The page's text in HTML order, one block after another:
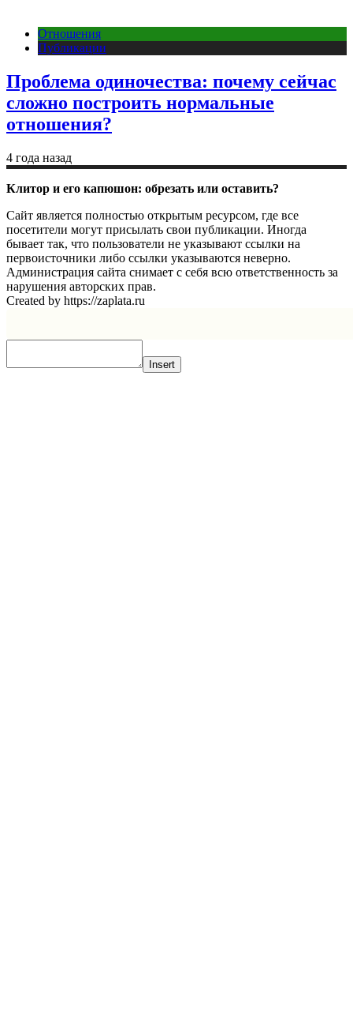
Отношения
Публикации
Проблема одиночества: почему сейчас
сложно построить нормальные
отношения?
4 года назад
Клитор и его капюшон: обрезать или оставить?
Сайт является полностью открытым ресурсом, где все
посетители могут присылать свои публикации. Иногда
бывает так, что пользователи не указывают ссылки на
первоисточники либо ссылки указываются неверно.
Администрация сайта снимает с себя всю ответственность за
нарушения авторских прав.
Created by https://zaplata.ru
Insert